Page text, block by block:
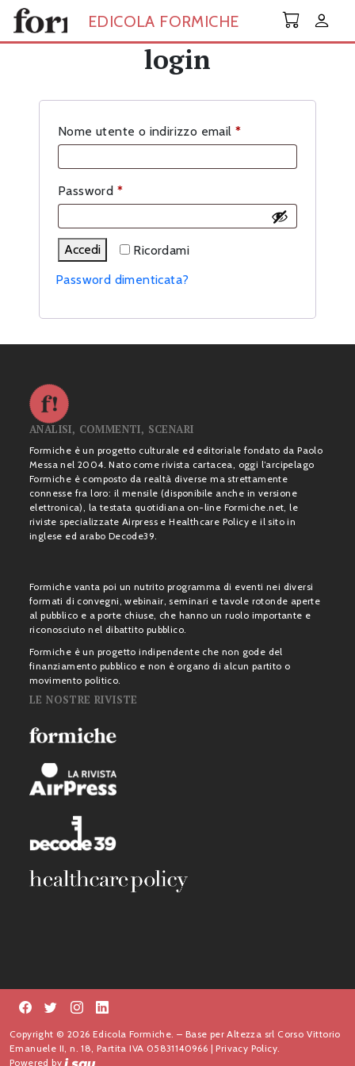
Skip to main content
EDICOLA FORMICHE
login
Nome utente o indirizzo email *Richiesto
Password *Richiesto
Ricordami
Accedi
Password dimenticata?
ANALISI, COMMENTI, SCENARI
Formiche è un progetto culturale ed editoriale fondato da Paolo
Messa nel 2004. Nato come rivista cartacea, oggi l’arcipelago
Formiche è composto da realtà diverse ma strettamente
connesse fra loro: il mensile (disponibile anche in versione
elettronica), la testata quotidiana on-line Formiche.net, le
riviste specializzate Airpress e Healthcare Policy e il sito in
inglese ed arabo Decode39.
Formiche vanta poi un nutrito programma di eventi nei diversi
formati di convegni, webinair, seminari e tavole rotonde aperte
al pubblico e a porte chiuse, che hanno un ruolo importante e
riconosciuto nel dibattito pubblico.
Formiche è un progetto indipendente che non gode del
finanziamento pubblico e non è organo di alcun partito o
movimento politico.
LE NOSTRE RIVISTE
Copyright © 2026 Edicola Formiche. – Base per Altezza srl Corso Vittorio
Emanuele II, n. 18, Partita IVA 05831140966 |Privacy Policy.
Powered by